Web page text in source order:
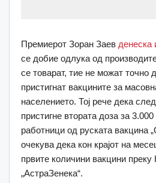
Премиерот Зоран Заев денеска
се добие одлука од
се товарат, тие не можат точно
пристигнат вакцините за
населението. Тој рече дека
пристигне втората доза за
работници од руската вакцина
очекува дека кон крајот на
првите количини вакцини
„АстраЗенека“.